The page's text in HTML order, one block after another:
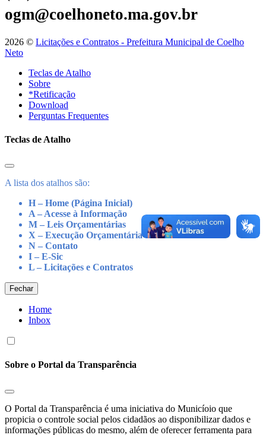
ogm@coelhoneto.ma.gov.br
2026 © Licitações e Contratos - Prefeitura Municipal de Coelho
Neto
Teclas de Atalho
Sobre
*Retificação
Download
Perguntas Frequentes
Teclas de Atalho
A lista dos atalhos são:
H – Home (Página Inicial)
A – Acesse à Informação
M – Leis Orçamentárias
X – Execução Orçamentária
N – Contato
I – E-Sic
L – Licitações e Contratos
Fechar
Home
Inbox
Sobre o Portal da Transparência
O Portal da Transparência é uma iniciativa do Municíoio que
propicia o controle social pelos cidadãos ao disponibilizar dados e
informações públicas do mesmo, além de oferecer ferramenta para